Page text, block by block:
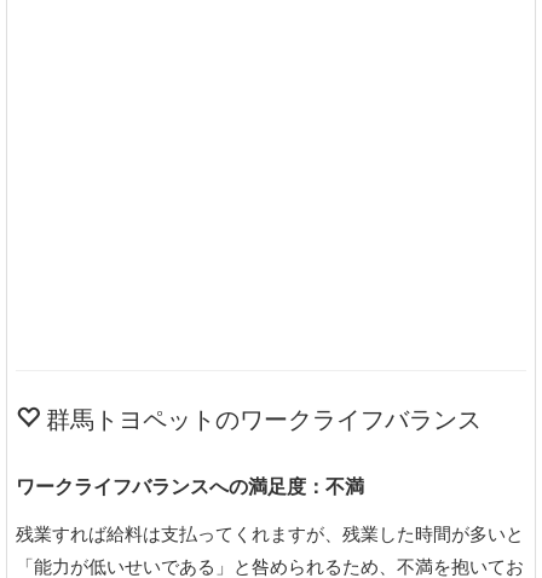
群馬トヨペットのワークライフバランス
ワークライフバランスへの満足度：不満
残業すれば給料は支払ってくれますが、残業した時間が多いと
「能力が低いせいである」と咎められるため、不満を抱いてお